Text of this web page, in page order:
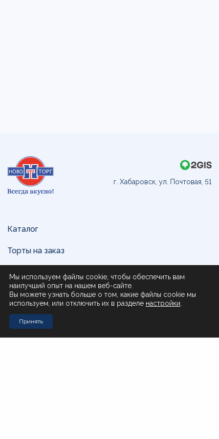
г. Хабаровск, ул. Почтовая, 51
Каталог
Торты на заказ
Доставка и оплата
О нас
Поставщикам
Контакты
Мы используем файлы cookie, чтобы обеспечить вам
наилучший опыт на нашем веб-сайте.
Вы можете узнать больше о том, какие файлы cookie мы
используем, или отключить их в разделе настройки
Принять